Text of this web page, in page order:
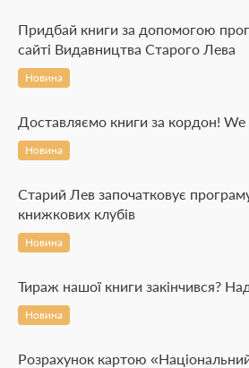
Придбай книги за допомогою
сайті Видавництва Старого Лева
Новина
Доставляємо книги за кордон!
Новина
Старий Лев започатковує
книжкових клубів
Новина
Тираж нашої книги закінчився?
Новина
Розрахунок картою